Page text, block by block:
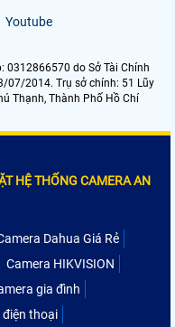
Youtube
0312866570 do Sở Tài Chính
07/2014. Trụ sở chính: 51 Lũy
Thạnh, Thành Phố Hồ Chí
HỆ THỐNG CAMERA AN
Dahua Giá Rẻ
Camera HIKVISION
gia đình
điện thoại